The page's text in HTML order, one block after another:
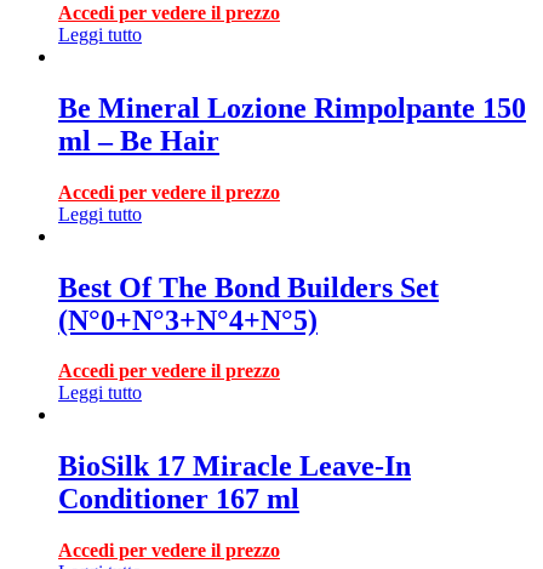
Accedi per vedere il prezzo
Leggi tutto
Be Mineral Lozione Rimpolpante 150
ml – Be Hair
Accedi per vedere il prezzo
Leggi tutto
Best Of The Bond Builders Set
(N°0+N°3+N°4+N°5)
Accedi per vedere il prezzo
Leggi tutto
BioSilk 17 Miracle Leave-In
Conditioner 167 ml
Accedi per vedere il prezzo